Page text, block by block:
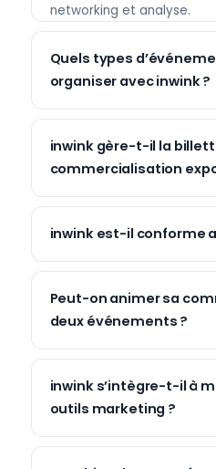
networking et analyse.
Quels types
organiser avec inwink ?
inwink gère-t-il la
commercialisation
inwink est-il conforme
Peut-on animer sa
deux événements ?
inwink s’intègre-t-il à
outils marketing ?